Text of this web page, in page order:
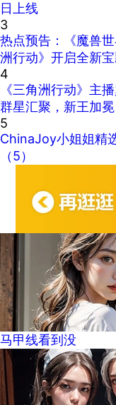
日上线
3
热点预告：《魔兽
洲行动》开启全新宝
4
《三角洲行动》主
群星汇聚，新王加冕
5
ChinaJoy小姐姐精
（5）
马甲线看到没